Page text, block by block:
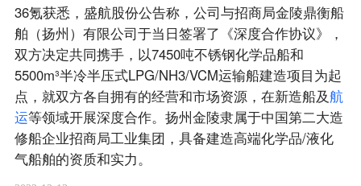
36氪获悉，盛航股份公告称，公司与招商局金陵鼎衡船
舶（扬州）有限公司于当日签署了《深度合作协议》，
双方决定共同携手，以7450吨不锈钢化学品船和
5500m³半冷半压式LPG/NH3/VCM运输船建造项目为起
点，就双方各自拥有的经营和市场资源，在新造船及航
运等领域开展深度合作。扬州金陵隶属于中国第二大造
修船企业招商局工业集团，具备建造高端化学品/液化
气船舶的资质和实力。